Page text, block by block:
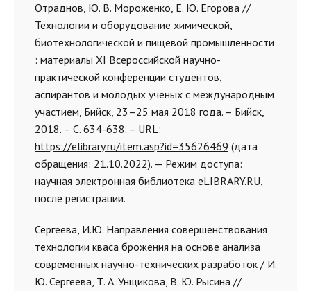
Отраднов, Ю. В. Мороженко, Е. Ю. Егорова //
Технологии и оборудование химической,
биотехнологической и пищевой промышленности
: материалы XI Всероссийской научно-
практической конференции студентов,
аспирантов и молодых ученых с международным
участием, Бийск, 23–25 мая 2018 года. – Бийск,
2018. – С. 634-638. – URL:
https://elibrary.ru/item.asp?id=35626469 (дата
обращения: 21.10.2022). — Режим доступа:
научная электронная библиотека eLIBRARY.RU,
после регистрации.
Сергеева, И.Ю. Направления совершенствования
технологии кваса брожения на основе анализа
современных научно-технических разработок / И.
Ю. Сергеева, Т. А. Унщикова, В. Ю. Рысина //